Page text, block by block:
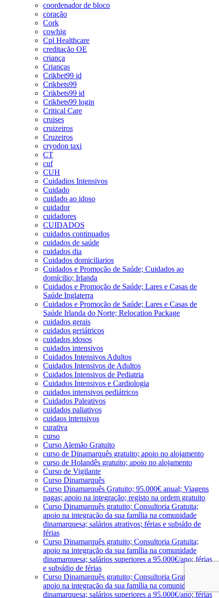
coordenador de bloco
coração
Cork
cowhig
Cpl Healthcare
creditação OE
criança
Crianças
Crikbet99 id
Crikbets99
Crikbets99 id
Crikbets99 login
Critical Care
cruises
cruizeiros
Cruzeiros
cryodon taxi
CT
cuf
CUH
Cuidadios Intensivos
Cuidado
cuidado ao idoso
cuidador
cuidadores
CUIDADOS
cuidados continuados
cuidados de saúde
cuidados dia
Cuidados domiciliarios
Cuidados e Promoção de Saúde; Cuidados ao
domícilio; Irlanda
Cuidados e Promoção de Saúde; Lares e Casas de
Saúde Inglaterra
Cuidados e Promoção de Saúde; Lares e Casas de
Saúde Irlanda do Norte; Relocation Package
cuidados gerais
cuidados geriátricos
cuidados idosos
cuidados intensivos
Cuidados Intensivos Adultos
Cuidados Intensivos de Adultos
Cuidados Intensivos de Pediatria
Cuidados Intensivos e Cardiologia
cuidados intensivos pediátricos
Cuidados Paleativos
cuidados paliativos
cuidaos intensivos
curativa
curso
Curso Alemão Gratuito
curso de Dinamarquês gratuito; apoio no alojamento
curso de Holandês gratuito; apoio no alojamento
Curso de Vigilante
Curso Dinamarquês
Curso Dinamarquês Gratuito; 95.000€ anual; Viagens
pagas; apoio na integração; registo na ordem gratuito
Curso Dinamarquês gratuito; Consultoria Gratuita;
apoio na integração da sua família na comunidade
dinamarquesa; salários atrativos; férias e subsído de
férias
Curso Dinamarquês gratuito; Consultoria Gratuita;
apoio na integração da sua família na comunidade
dinamarquesa; salários superiores a 95.000€/ano; férias
e subsídio de férias
Curso Dinamarquês gratuito; Consultoria Gratuita;
apoio na integração da sua família na comunidade
dinamarquesa; salários superiores a 95.000€/ano; férias